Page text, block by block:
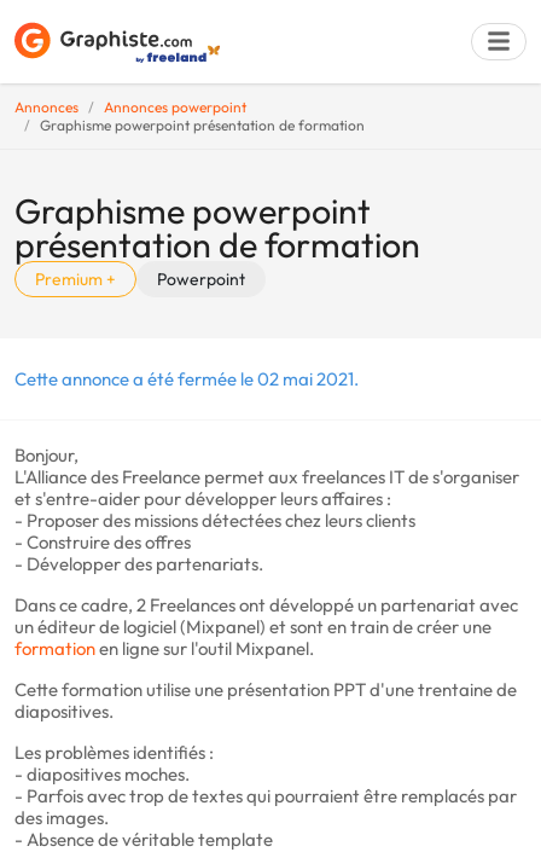
Annonces
Annonces powerpoint
Graphisme powerpoint présentation de formation
Graphisme powerpoint
présentation de formation
Premium + Powerpoint
Cette annonce a été fermée le 02 mai 2021.
Bonjour,
L'Alliance des Freelance permet aux freelances IT de s'organiser
et s'entre-aider pour développer leurs affaires :
- Proposer des missions détectées chez leurs clients
- Construire des offres
- Développer des partenariats.
Dans ce cadre, 2 Freelances ont développé un partenariat avec
un éditeur de logiciel (Mixpanel) et sont en train de créer une
formationen ligne sur l'outil Mixpanel.
Cette formation utilise une présentation PPT d'une trentaine de
diapositives.
Les problèmes identifiés :
- diapositives moches.
- Parfois avec trop de textes qui pourraient être remplacés par
des images.
- Absence de véritable template